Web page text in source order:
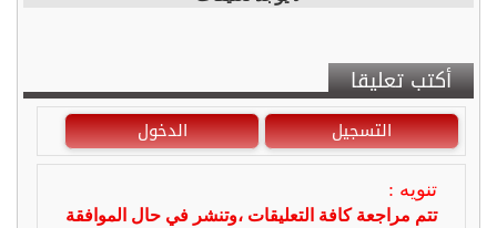
أكتب تعليقا
التسجيل الدخول
تنويه :
تتم مراجعة كافة التعليقات ،وتنشر في حال الموافقة